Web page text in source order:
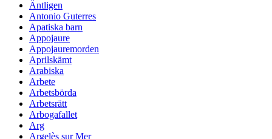
Äntligen
Antonio Guterres
Apatiska barn
Appojaure
Appojauremorden
Aprilskämt
Arabiska
Arbete
Arbetsbörda
Arbetsrätt
Arbogafallet
Arg
Argelès sur Mer